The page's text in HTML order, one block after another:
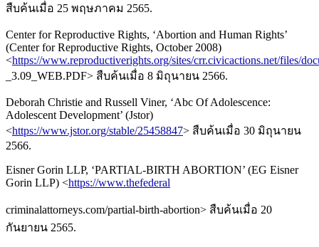
สืบค้นเมื่อ 25 พฤษภาคม 2565.
Center for Reproductive Rights, ‘Abortion and Human Rights’
(Center for Reproductive Rights, October 2008)
<https://www.reproductiverights.org/sites/crr.civicactions.net/files/
_3.09_WEB.PDF> สืบค้นเมื่อ 8 มิถุนายน 2566.
Deborah Christie and Russell Viner, ‘Abc Of Adolescence:
Adolescent Development’ (Jstor)
<https://www.jstor.org/stable/25458847> สืบค้นเมื่อ 30 มิถุนายน
2566.
Eisner Gorin LLP, ‘PARTIAL-BIRTH ABORTION’ (EG Eisner
Gorin LLP) <https://www.thefederal
criminalattorneys.com/partial-birth-abortion> สืบค้นเมื่อ 20
กันยายน 2565.